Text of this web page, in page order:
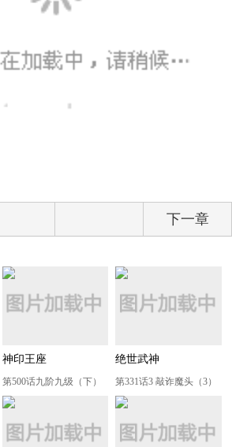
下一章
神印王座
第500话九阶九级（下）
绝世武神
第331话3 敲诈魔头（3）